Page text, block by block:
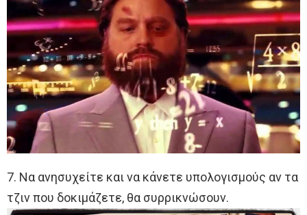
7. Να ανησυχείτε και να κάνετε υπολογισμούς αν τα
τζιν που δοκιμάζετε, θα συρρικνώσουν.